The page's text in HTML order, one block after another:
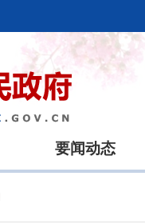
要闻动态